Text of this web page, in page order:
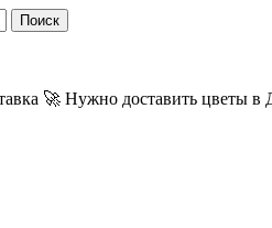
Поиск
🚀 Нужно доставить цветы